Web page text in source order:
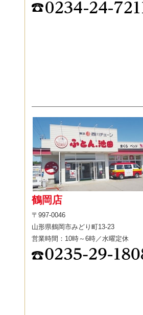
鶴岡店
〒997-0046
山形県鶴岡市みどり町13-23
営業時間：10時～6時／水曜定休